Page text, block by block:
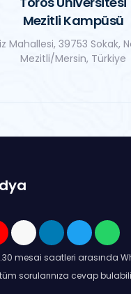
Mezitli Kampüsü
Mahallesi, 39753 Sokak,
Mezitli/Mersin, Türkiye
mesai saatleri arasında
sorularınıza cevap